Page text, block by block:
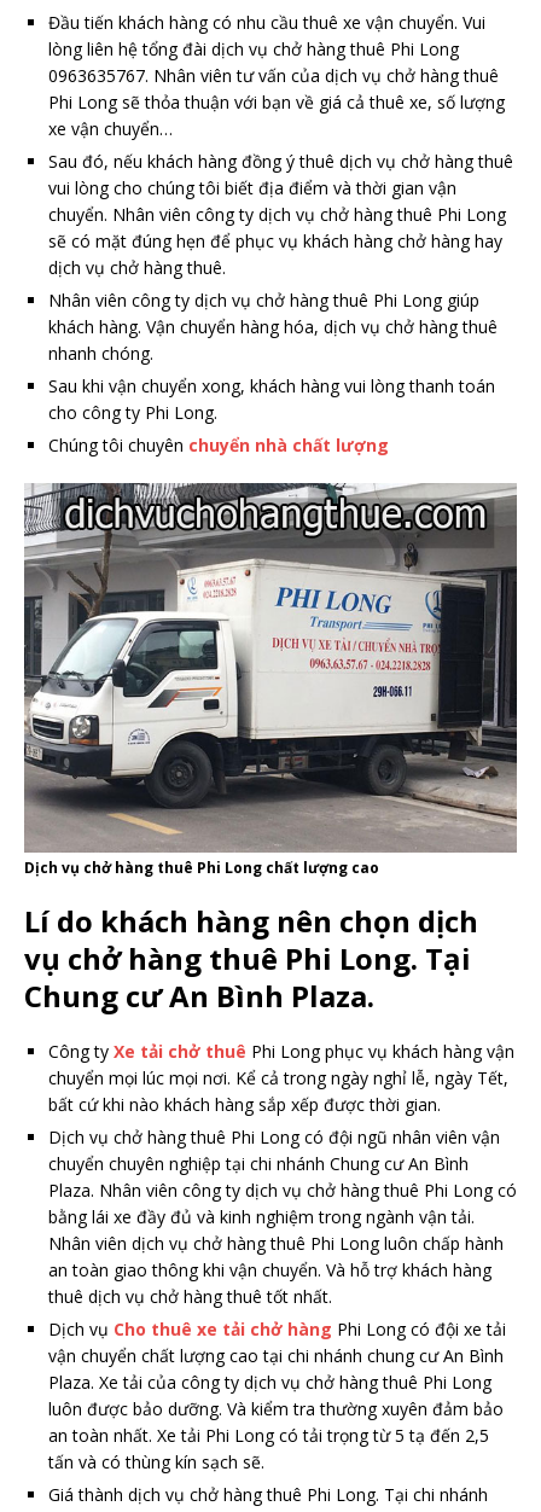
Đầu tiến khách hàng có nhu cầu thuê xe vận chuyển. Vui
lòng liên hệ tổng đài dịch vụ chở hàng thuê Phi Long
0963635767. Nhân viên tư vấn của dịch vụ chở hàng thuê
Phi Long sẽ thỏa thuận với bạn về giá cả thuê xe, số lượng
xe vận chuyển…
Sau đó, nếu khách hàng đồng ý thuê dịch vụ chở hàng thuê
vui lòng cho chúng tôi biết địa điểm và thời gian vận
chuyển. Nhân viên công ty dịch vụ chở hàng thuê Phi Long
sẽ có mặt đúng hẹn để phục vụ khách hàng chở hàng hay
dịch vụ chở hàng thuê.
Nhân viên công ty dịch vụ chở hàng thuê Phi Long giúp
khách hàng. Vận chuyển hàng hóa, dịch vụ chở hàng thuê
nhanh chóng.
Sau khi vận chuyển xong, khách hàng vui lòng thanh toán
cho công ty Phi Long.
Chúng tôi chuyên chuyển nhà chất lượng
Dịch vụ chở hàng thuê Phi Long chất lượng cao
Lí do khách hàng nên chọn dịch
vụ chở hàng thuê Phi Long. Tại
Chung cư An Bình Plaza.
Công ty Xe tải chở thuê Phi Long phục vụ khách hàng vận
chuyển mọi lúc mọi nơi. Kể cả trong ngày nghỉ lễ, ngày Tết,
bất cứ khi nào khách hàng sắp xếp được thời gian.
Dịch vụ chở hàng thuê Phi Long có đội ngũ nhân viên vận
chuyển chuyên nghiệp tại chi nhánh Chung cư An Bình
Plaza. Nhân viên công ty dịch vụ chở hàng thuê Phi Long có
bằng lái xe đầy đủ và kinh nghiệm trong ngành vận tải.
Nhân viên dịch vụ chở hàng thuê Phi Long luôn chấp hành
an toàn giao thông khi vận chuyển. Và hỗ trợ khách hàng
thuê dịch vụ chở hàng thuê tốt nhất.
Dịch vụ Cho thuê xe tải chở hàng Phi Long có đội xe tải
vận chuyển chất lượng cao tại chi nhánh chung cư An Bình
Plaza. Xe tải của công ty dịch vụ chở hàng thuê Phi Long
luôn được bảo dưỡng. Và kiểm tra thường xuyên đảm bảo
an toàn nhất. Xe tải Phi Long có tải trọng từ 5 tạ đến 2,5
tấn và có thùng kín sạch sẽ.
Giá thành dịch vụ chở hàng thuê Phi Long. Tại chi nhánh